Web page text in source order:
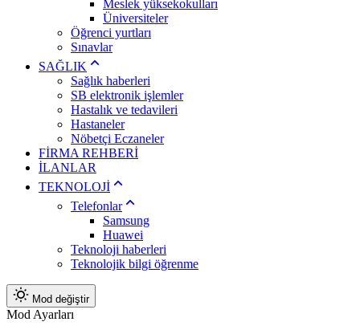
Meslek yüksekokulları
Üniversiteler
Öğrenci yurtları
Sınavlar
SAĞLIK
Sağlık haberleri
SB elektronik işlemler
Hastalık ve tedavileri
Hastaneler
Nöbetçi Eczaneler
FİRMA REHBERİ
İLANLAR
TEKNOLOJİ
Telefonlar
Samsung
Huawei
Teknoloji haberleri
Teknolojik bilgi öğrenme
Mod değiştir
Mod Ayarları